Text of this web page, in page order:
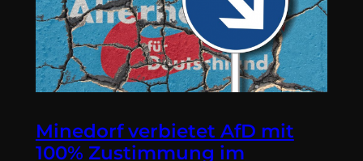
Minedorf verbietet AfD mit
100% Zustimmung im